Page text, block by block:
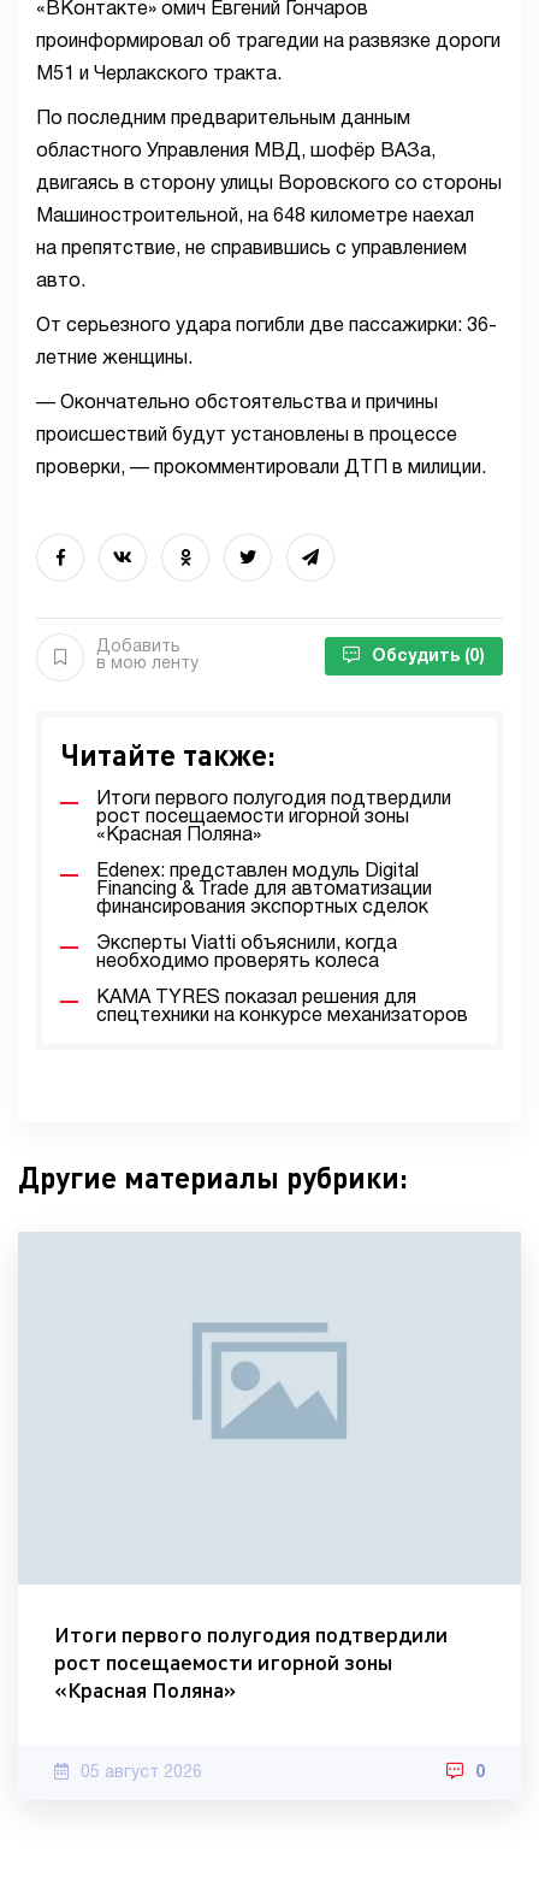
«ВКонтакте» омич Евгений Гончаров
проинформировал об трагедии на развязке дороги
М51 и Черлакского тракта.
По последним предварительным данным
областного Управления МВД, шофёр ВАЗа,
двигаясь в сторону улицы Воровского со стороны
Машиностроительной, на 648 километре наехал
на препятствие, не справившись с управлением
авто.
От серьезного удара погибли две пассажирки: 36-
летние женщины.
— Окончательно обстоятельства и причины
происшествий будут установлены в процессе
проверки, — прокомментировали ДТП в милиции.
Добавить
в мою ленту
Обсудить (0)
Читайте также:
Итоги первого полугодия подтвердили
рост посещаемости игорной зоны
«Красная Поляна»
Edenex: представлен модуль Digital
Financing & Trade для автоматизации
финансирования экспортных сделок
Эксперты Viatti объяснили, когда
необходимо проверять колеса
KAMA TYRES показал решения для
спецтехники на конкурсе механизаторов
Другие материалы рубрики:
Итоги первого полугодия подтвердили
рост посещаемости игорной зоны
«Красная Поляна»
05 август 2026 0